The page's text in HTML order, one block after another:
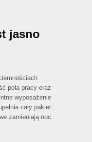
jasno
pola pracy oraz
wyposażenie
cały pakiet.
zamieniają noc